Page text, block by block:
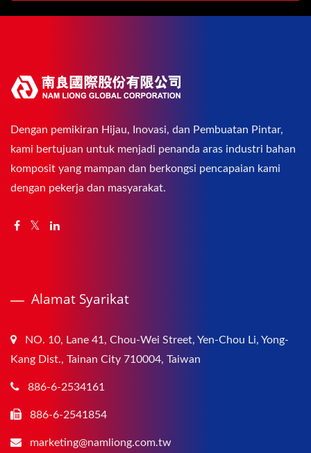
Dengan pemikiran Hijau, Inovasi, dan Pembuatan Pintar,
kami bertujuan untuk menjadi penanda aras industri bahan
komposit yang mampan dan berkongsi pencapaian kami
dengan pekerja dan masyarakat.
Alamat Syarikat
NO. 10, Lane 41, Chou-Wei Street, Yen-Chou Li, Yong-
Kang Dist., Tainan City 710004, Taiwan
886-6-2534161
886-6-2541854
marketing@namliong.com.tw